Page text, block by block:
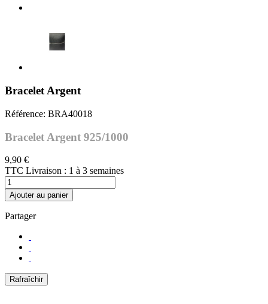
Bracelet Argent
Référence: BRA40018
Bracelet Argent 925/1000
9,90 €
TTC Livraison : 1 à 3 semaines
Ajouter au panier
Partager